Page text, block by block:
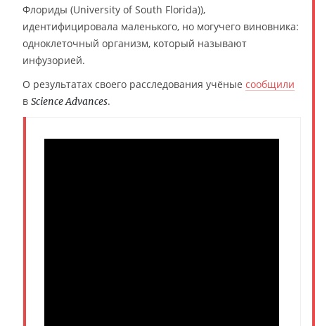
Флориды (University of South Florida)),
идентифицировала маленького, но могучего виновника:
одноклеточный организм, который называют
инфузорией.
О результатах своего расследования учёные сообщили
в Science Advances.